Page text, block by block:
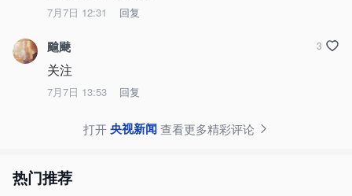
7月7日 12:31 回复
䬔䬉
关注
7月7日 13:53 回复
3
打开央视新闻查看更多精彩评论
热门推荐